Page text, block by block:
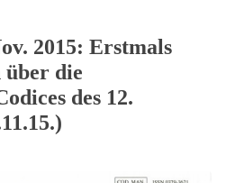
2015: Erstmals
über die
des 12.